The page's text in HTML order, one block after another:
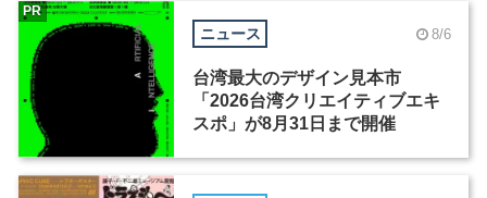
ニュース 8/6
台湾最大のデザイン見本市
「2026台湾クリエイティブエキ
スポ」が8月31日まで開催
PR